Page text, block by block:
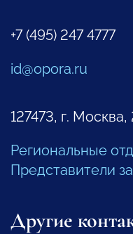
+7 (495) 247 4777
id@opora.ru
127473, г.
Региональные
Представители
Другие